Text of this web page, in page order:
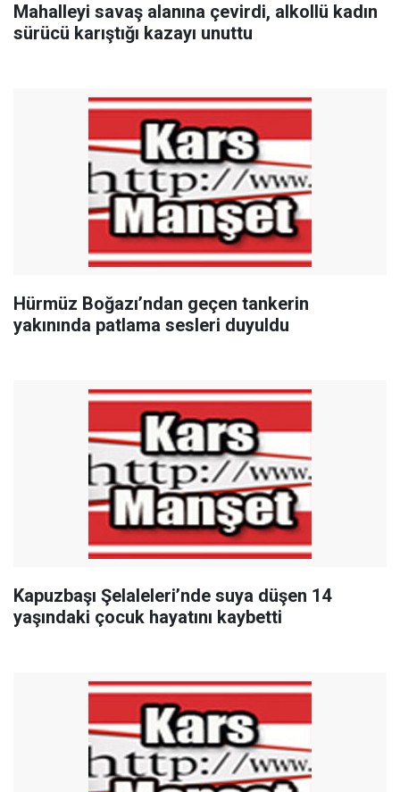
Mahalleyi savaş alanına çevirdi, alkollü kadın
sürücü karıştığı kazayı unuttu
Hürmüz Boğazı’ndan geçen tankerin
yakınında patlama sesleri duyuldu
Kapuzbaşı Şelaleleri’nde suya düşen 14
yaşındaki çocuk hayatını kaybetti